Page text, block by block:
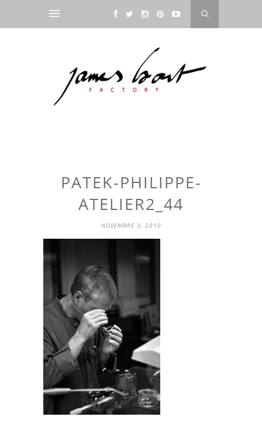
PATEK-PHILIPPE-
ATELIER2_44
NOVEMBRE 3, 2010